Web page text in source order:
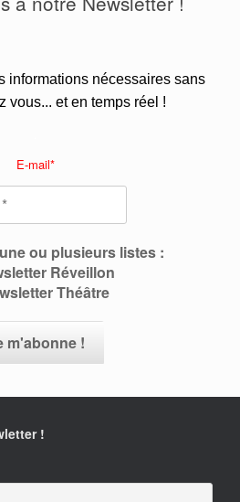
informations nécessaires sans
vous... et en temps réel !
E-mail*
ou plusieurs listes :
Réveillon
Théâtre
!